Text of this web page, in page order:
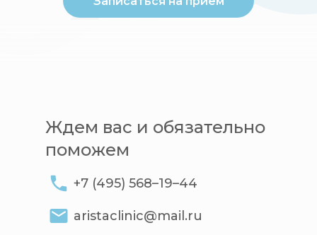
Ждем вас и обязательно
поможем
+7 (495) 568–19–44
aristaclinic@mail.ru